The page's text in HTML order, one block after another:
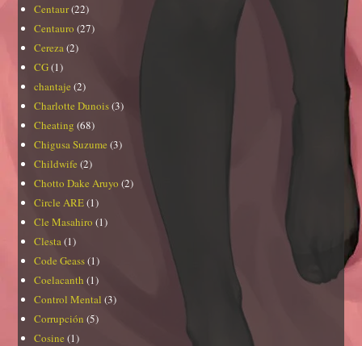
Centaur(22)
Centauro (27)
Cereza(2)
CG(1)
chantaje (2)
Charlotte Dunois(3)
Cheating (68)
Chigusa Suzume (3)
Childwife (2)
Chotto Dake Aruyo (2)
Circle ARE(1)
Cle Masahiro (1)
Clesta(1)
Code Geass(1)
Coelacanth (1)
Control Mental (3)
Corrupción (5)
Cosine (1)